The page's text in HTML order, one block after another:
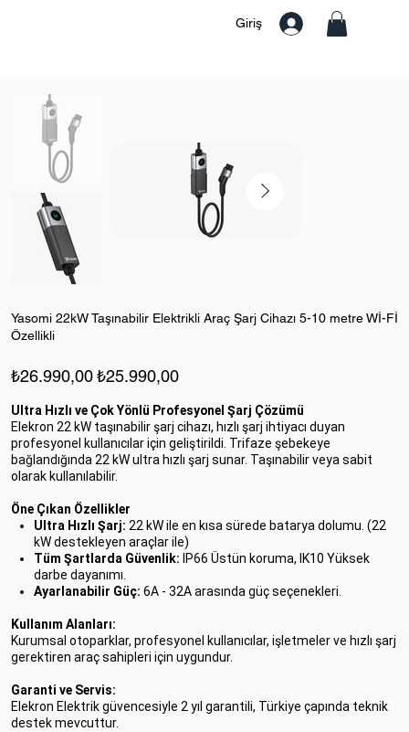
Giriş
Yasomi 22kW Taşınabilir Elektrikli Araç Şarj Cihazı 5-10 metre Wİ-Fİ
Özellikli
Orijinal
fiyat
₺26.990,00 İndirimli
fiyat
₺25.990,00
Ultra Hızlı ve Çok Yönlü Profesyonel Şarj Çözümü
Elekron 22 kW taşınabilir şarj cihazı, hızlı şarj ihtiyacı duyan
profesyonel kullanıcılar için geliştirildi. Trifaze şebekeye
bağlandığında 22 kW ultra hızlı şarj sunar. Taşınabilir veya sabit
olarak kullanılabilir.
Öne Çıkan Özellikler
Ultra Hızlı Şarj: 22 kW ile en kısa sürede batarya dolumu. (22
kW destekleyen araçlar ile)
Tüm Şartlarda Güvenlik: IP66 Üstün koruma, IK10 Yüksek
darbe dayanımı.
Ayarlanabilir Güç: 6A - 32A arasında güç seçenekleri.
Kullanım Alanları:
Kurumsal otoparklar, profesyonel kullanıcılar, işletmeler ve hızlı şarj
gerektiren araç sahipleri için uygundur.
Garanti ve Servis:
Elekron Elektrik güvencesiyle 2 yıl garantili, Türkiye çapında teknik
destek mevcuttur.